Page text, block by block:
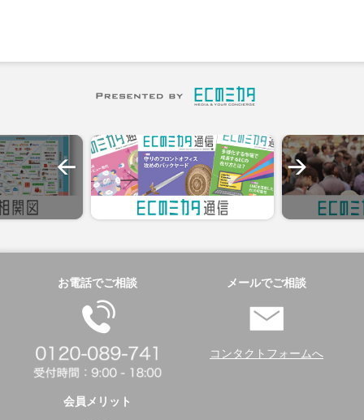
お電話でご相談 メールでご相談
コンタクトフォームへ
会員メリット